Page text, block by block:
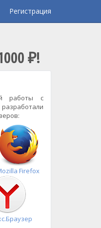
Регистрация
₽!
работы с
Firefox